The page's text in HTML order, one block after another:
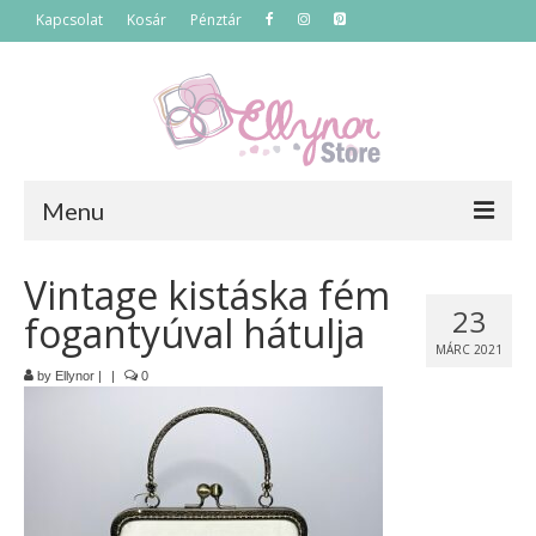
Kapcsolat Kosár Pénztár
Menu
Termékek
Szettek
Akciós termékek
Táskák
Neszeszerek
23
MÁRC 2021
Vintage kistáska fém
fogantyúval hátulja
by Ellynor | | 0